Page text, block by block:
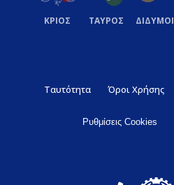
ΚΡΙΟΣ ΤΑΥΡΟΣ ΔΙΔΥΜΟΙ
Ταυτότητα Όροι Χρήσης
Ρυθμίσεις Cookies